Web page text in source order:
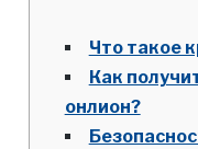
Что такое
Как
онлион?